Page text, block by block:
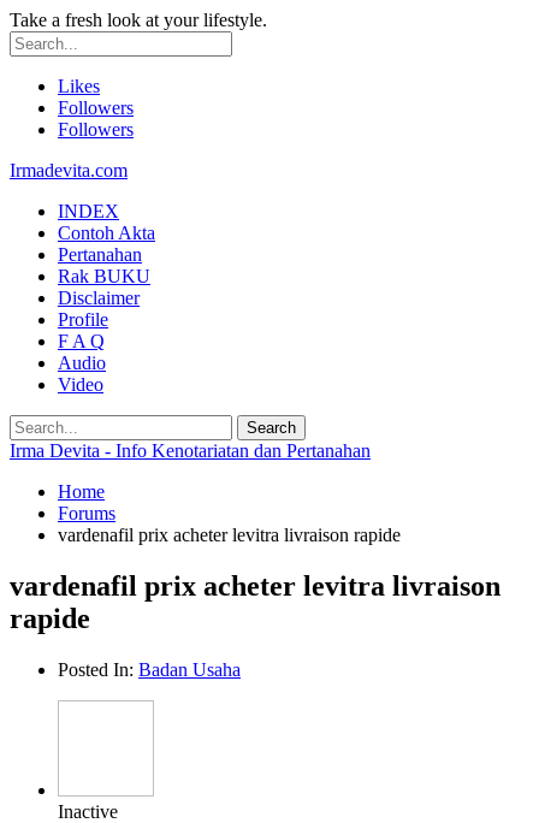
Take a fresh look at your lifestyle.
Likes
Followers
Followers
Irmadevita.com
INDEX
Contoh Akta
Pertanahan
Rak BUKU
Disclaimer
Profile
F A Q
Audio
Video
Irma Devita - Info Kenotariatan dan Pertanahan
Home
Forums
vardenafil prix acheter levitra livraison rapide
vardenafil prix acheter levitra livraison
rapide
Posted In: Badan Usaha
Inactive